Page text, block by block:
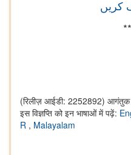
کریں
(रिलीज़ आईडी: 2252892) आगंतुक
इस विज्ञप्ति को इन भाषाओं में पढ़ें:
R , Malayalam